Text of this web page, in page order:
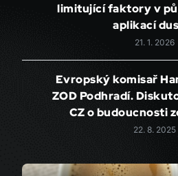
limitující faktory v
aplikací
21. 1. 2026
Evropský komisař
ZOD Podhradí.
CZ o budoucnosti
22. 8. 2025